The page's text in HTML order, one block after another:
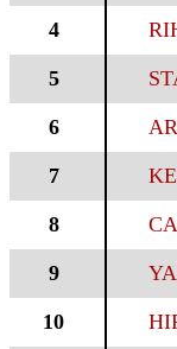
4
5
6
7
8
9
10